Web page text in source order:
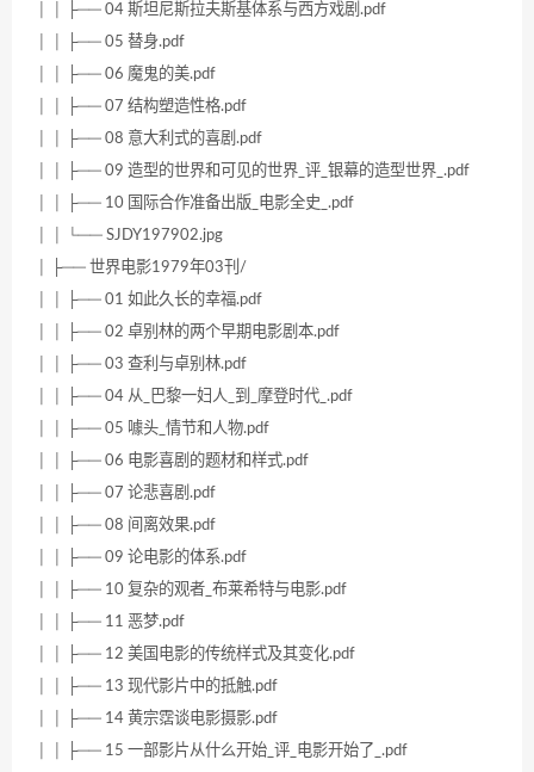
│ │ ├── 04 斯坦尼斯拉夫斯基体系与西方戏剧.pdf
│ │ ├── 05 替身.pdf
│ │ ├── 06 魔鬼的美.pdf
│ │ ├── 07 结构塑造性格.pdf
│ │ ├── 08 意大利式的喜剧.pdf
│ │ ├── 09 造型的世界和可见的世界_评_银幕的造型世界_.pdf
│ │ ├── 10 国际合作准备出版_电影全史_.pdf
│ │ └── SJDY197902.jpg
│ ├── 世界电影1979年03刊/
│ │ ├── 01 如此久长的幸福.pdf
│ │ ├── 02 卓别林的两个早期电影剧本.pdf
│ │ ├── 03 查利与卓别林.pdf
│ │ ├── 04 从_巴黎一妇人_到_摩登时代_.pdf
│ │ ├── 05 噱头_情节和人物.pdf
│ │ ├── 06 电影喜剧的题材和样式.pdf
│ │ ├── 07 论悲喜剧.pdf
│ │ ├── 08 间离效果.pdf
│ │ ├── 09 论电影的体系.pdf
│ │ ├── 10 复杂的观者_布莱希特与电影.pdf
│ │ ├── 11 恶梦.pdf
│ │ ├── 12 美国电影的传统样式及其变化.pdf
│ │ ├── 13 现代影片中的抵触.pdf
│ │ ├── 14 黄宗霑谈电影摄影.pdf
│ │ ├── 15 一部影片从什么开始_评_电影开始了_.pdf